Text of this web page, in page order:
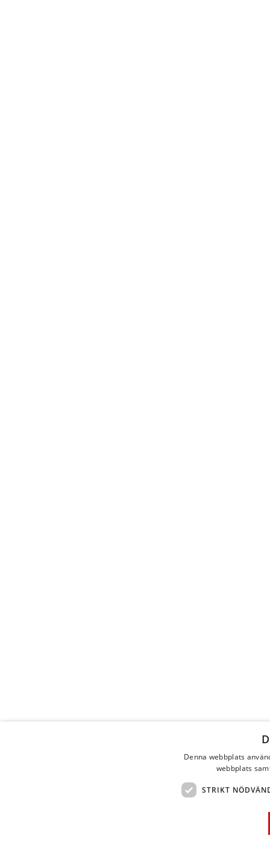
Denna webbplats
webbplats
STRIKT